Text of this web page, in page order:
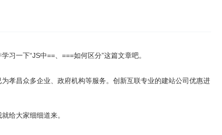
一下“JS中==、===如何区分”这篇文章吧。
孝昌众多企业、政府机构等服务。创新互联专业的建站公司优惠进
给大家细细道来。